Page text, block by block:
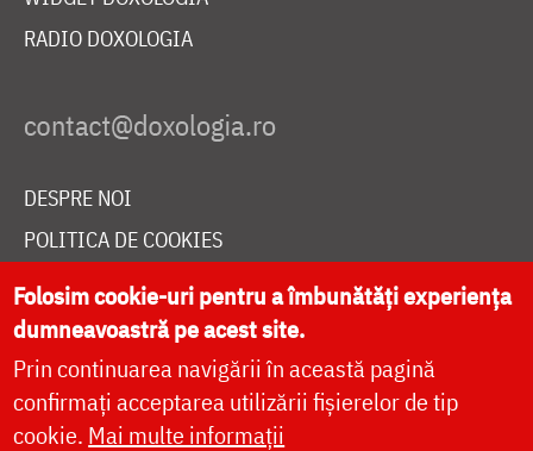
RADIO DOXOLOGIA
DESPRE NOI
POLITICA DE COOKIES
DONEAZĂ ONLINE PENTRU CATEDRALA NAȚIONALĂ
LIVE
Folosim cookie-uri pentru a îmbunătăți experiența
dumneavoastră pe acest site.
Prin continuarea navigării în această pagină
confirmați acceptarea utilizării fișierelor de tip
cookie. Mai multe informații